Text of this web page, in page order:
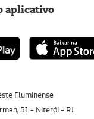
Fluminense
51 - Niterói - RJ
aplicativo